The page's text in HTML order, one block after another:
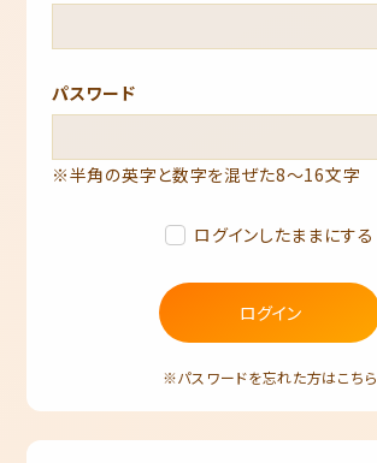
パスワード
※半角の英字と数字を混ぜた8～16文字
ログインしたままにする
ログイン
※パスワードを忘れた方はこちら